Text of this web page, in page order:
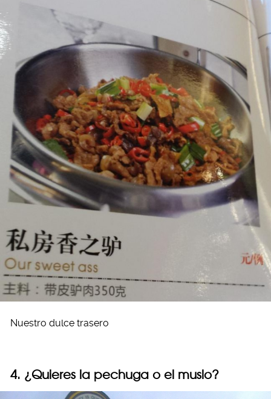
Nuestro dulce trasero
4. ¿Quieres la pechuga o el muslo?